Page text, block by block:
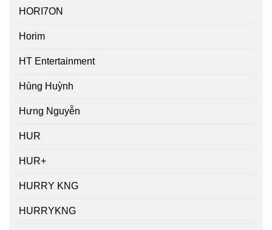
HORI7ON
Horim
HT Entertainment
Hùng Huỳnh
Hưng Nguyễn
HUR
HUR+
HURRY KNG
HURRYKNG